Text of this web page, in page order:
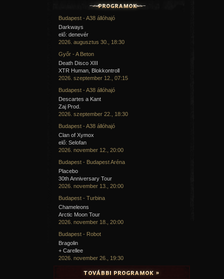
Budapest - A38 állóhajó
Darkways
elő: denevér
2026. augusztus 30., 18:30
Győr - A Beton
Death Disco XIII
XTR Human, Blokkontroll
2026. szeptember 12., 07:15
Budapest - A38 állóhajó
Descartes a Kant
Zaj Prod.
2026. szeptember 22., 18:30
Budapest - A38 állóhajó
Clan of Xymox
elő: Selofan
2026. november 12., 20:00
Budapest - Budapest Aréna
Placebo
30th Anniversary Tour
2026. november 13., 20:00
Budapest - Turbina
Chameleons
Arctic Moon Tour
2026. november 18., 20:00
Budapest - Robot
Bragolin
+ Carellee
2026. november 26., 19:30